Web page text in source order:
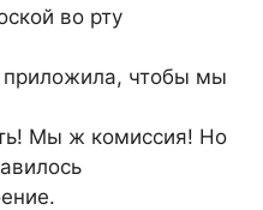
во рту
чтобы мы
Мы ж комиссия! Но